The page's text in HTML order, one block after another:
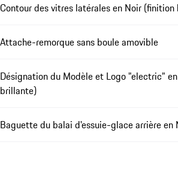
Contour des vitres latérales en Noir
Attache-remorque sans boule amovible
Désignation du Modèle et Logo "electric"
brillante)
Baguette du balai d'essuie-glace arrière en